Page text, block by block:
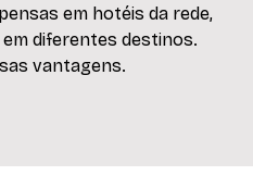
em hotéis da rede,
diferentes destinos.
vantagens.